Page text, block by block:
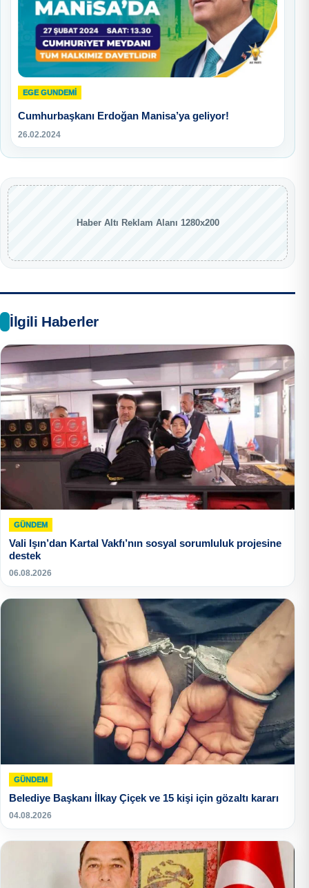
EGE GUNDEMİ
Cumhurbaşkanı Erdoğan Manisa’ya geliyor!
26.02.2024
Haber Altı Reklam Alanı 1280x200
İlgili Haberler
GÜNDEM
Vali Işın’dan Kartal Vakfı’nın sosyal sorumluluk projesine
destek
06.08.2026
GÜNDEM
Belediye Başkanı İlkay Çiçek ve 15 kişi için gözaltı kararı
04.08.2026